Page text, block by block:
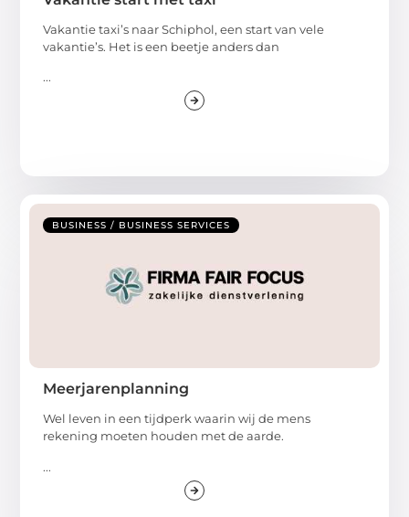
Vakantie taxi’s naar Schiphol, een start van vele
vakantie’s. Het is een beetje anders dan
...
BUSINESS / BUSINESS SERVICES
Meerjarenplanning
Wel leven in een tijdperk waarin wij de mens
rekening moeten houden met de aarde.
...